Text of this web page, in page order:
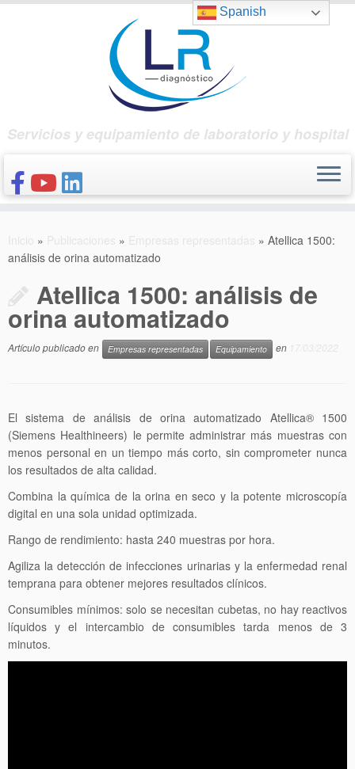
Saltar
Servicios y equipamiento de laboratorio y hospital
CONÓCENOS
PUBLICACIONES
» » » Atellica 1500:
análisis de orina automatizado
Atellica 1500: análisis de
orina automatizado
Artículo publicado en Empresas representadas Equipamiento en
El sistema de análisis de orina automatizado Atellica® 1500
(Siemens Healthineers) le permite administrar más muestras con
menos personal en un tiempo más corto, sin comprometer nunca
los resultados de alta calidad.
Combina la química de la orina en seco y la potente microscopía
digital en una sola unidad optimizada.
Rango de rendimiento: hasta 240 muestras por hora.
Agiliza la detección de infecciones urinarias y la enfermedad renal
temprana para obtener mejores resultados clínicos.
Consumibles mínimos: solo se necesitan cubetas, no hay reactivos
líquidos y el intercambio de consumibles tarda menos de 3
minutos.
Spanish